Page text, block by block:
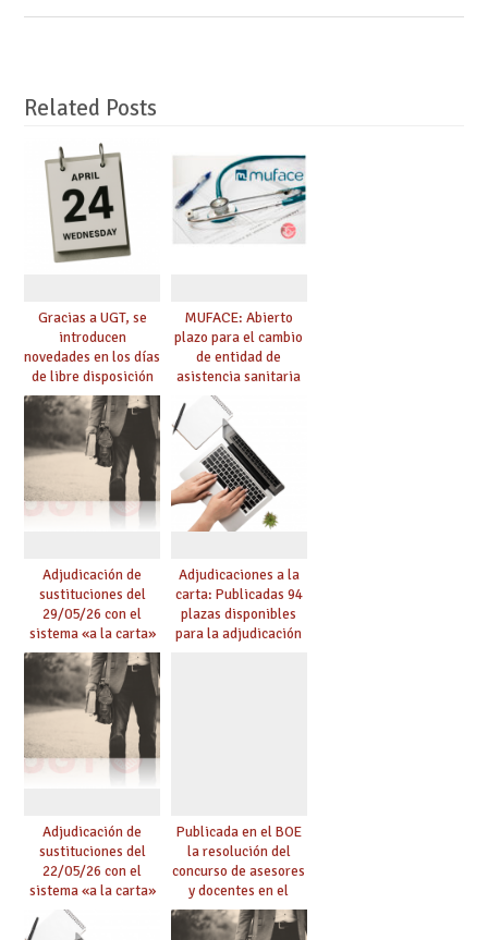
Related Posts
Gracias a UGT, se
introducen
novedades en los días
de libre disposición
retribuidos
MUFACE: Abierto
plazo para el cambio
de entidad de
asistencia sanitaria
durante el mes de
junio
Adjudicación de
sustituciones del
29/05/26 con el
sistema «a la carta»
conseguido con el
Acuerdo de Mejoras
Adjudicaciones a la
carta: Publicadas 94
plazas disponibles
para la adjudicación
Adjudicación de
sustituciones del
22/05/26 con el
sistema «a la carta»
conseguido con el
Acuerdo de Mejoras
Publicada en el BOE
la resolución del
concurso de asesores
y docentes en el
exterior